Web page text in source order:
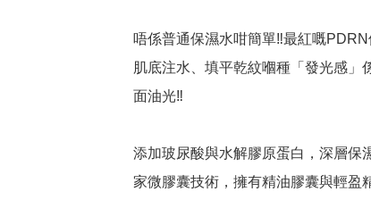
唔係普通保濕水咁簡單‼️最紅嘅
肌底注水、填平乾紋嗰種「發光感」
面油光‼️
添加玻尿酸與水解膠原蛋白，深層保
家微膠囊技術，擁有精油膠囊與輕盈